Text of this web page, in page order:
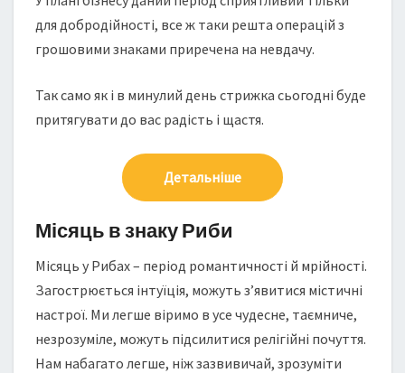
для добродійності, все ж таки решта операцій з
грошовими знаками приречена на невдачу.
Так само як і в минулий день стрижка сьогодні буде
притягувати до вас радість і щастя.
Детальніше
Місяць в знаку Риби
Місяць у Рибах – період романтичності й мрійності.
Загострюється інтуїція, можуть з’явитися містичні
настрої. Ми легше віримо в усе чудесне, таємниче,
незрозуміле, можуть підсилитися релігійні почуття.
Нам набагато легше, ніж зазвивичай, зрозуміти